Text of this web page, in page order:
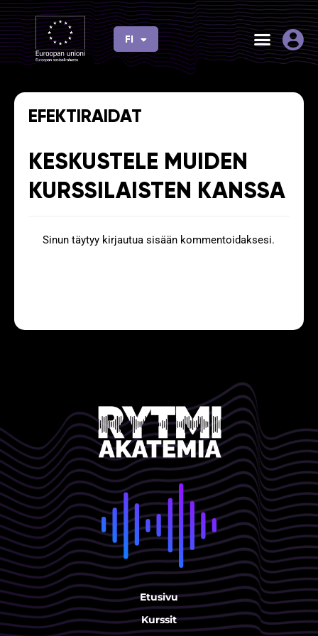
Siirry
sisältöön
FI
EN
EFEKTIRAIDAT
KESKUSTELE MUIDEN
KURSSILAISTEN KANSSA
Sinun täytyy kirjautua sisään kommentoidaksesi.
Etusivu
Kurssit